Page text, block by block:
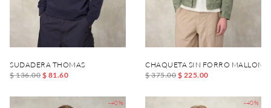
SUDADERA THOMAS
$ 136.00 $ 81.60
CHAQUETA SIN FORRO MALLON
$ 375.00 $ 225.00
-40% -40%